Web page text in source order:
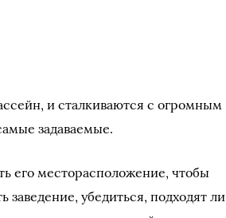
и сталкиваются с огромным
задаваемые.
его месторасположение, чтобы
заведение, убедиться, подходят ли